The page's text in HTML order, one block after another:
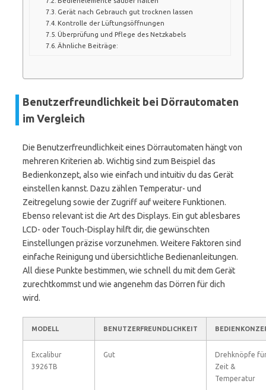
Gerät nach Gebrauch gut trocknen lassen
Kontrolle der Lüftungsöffnungen
Überprüfung und Pflege des Netzkabels
Ähnliche Beiträge:
Benutzerfreundlichkeit bei Dörrautomaten
im Vergleich
Die Benutzerfreundlichkeit eines Dörrautomaten hängt von
mehreren Kriterien ab. Wichtig sind zum Beispiel das
Bedienkonzept, also wie einfach und intuitiv du das Gerät
einstellen kannst. Dazu zählen Temperatur- und
Zeitregelung sowie der Zugriff auf weitere Funktionen.
Ebenso relevant ist die Art des Displays. Ein gut ablesbares
LCD- oder Touch-Display hilft dir, die gewünschten
Einstellungen präzise vorzunehmen. Weitere Faktoren sind
einfache Reinigung und übersichtliche Bedienanleitungen.
All diese Punkte bestimmen, wie schnell du mit dem Gerät
zurechtkommst und wie angenehm das Dörren für dich
wird.
MODELL BENUTZERFREUNDLICHKEIT
Excalibur
3926TB
Gut
Drehknöpfe
Zeit &
Temperatur